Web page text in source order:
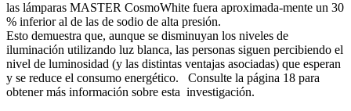
las lámparas MASTER CosmoWhite fuera aproximada-mente un 30
% inferior al de las de sodio de alta presión.
Esto demuestra que, aunque se disminuyan los niveles de
iluminación utilizando luz blanca, las personas siguen percibiendo el
nivel de luminosidad (y las distintas ventajas asociadas) que esperan
y se reduce el consumo energético. Consulte la página 18 para
obtener más información sobre esta investigación.